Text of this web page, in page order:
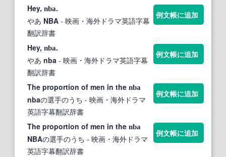
Hey, nba.
やあ NBA - 映画・海外ドラマ英語字幕
翻訳辞書
例文帳に追加
Hey, nba.
やあ nba - 映画・海外ドラマ英語字幕
翻訳辞書
例文帳に追加
The proportion of men in the nba
nbaの選手のうち - 映画・海外ドラマ
英語字幕翻訳辞書
例文帳に追加
The proportion of men in the nba
NBAの選手のうち - 映画・海外ドラマ
英語字幕翻訳辞書
例文帳に追加